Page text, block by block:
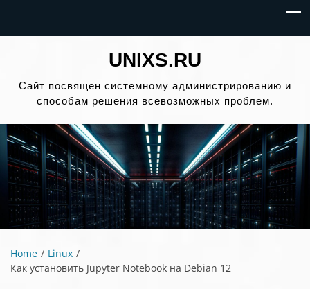
UNIXS.RU
Сайт посвящен системному администрированию и
способам решения всевозможных проблем.
Home
Linux
Как установить Jupyter Notebook на Debian 12